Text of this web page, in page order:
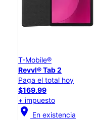
T-Mobile®
Revvl® Tab 2
Paga el total hoy
$169.99
+ impuesto
location_on En existencia